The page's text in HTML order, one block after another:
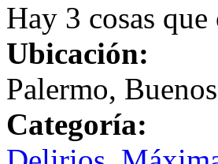
Hay 3 cosas
Ubicación:
Palermo,
Categoría: